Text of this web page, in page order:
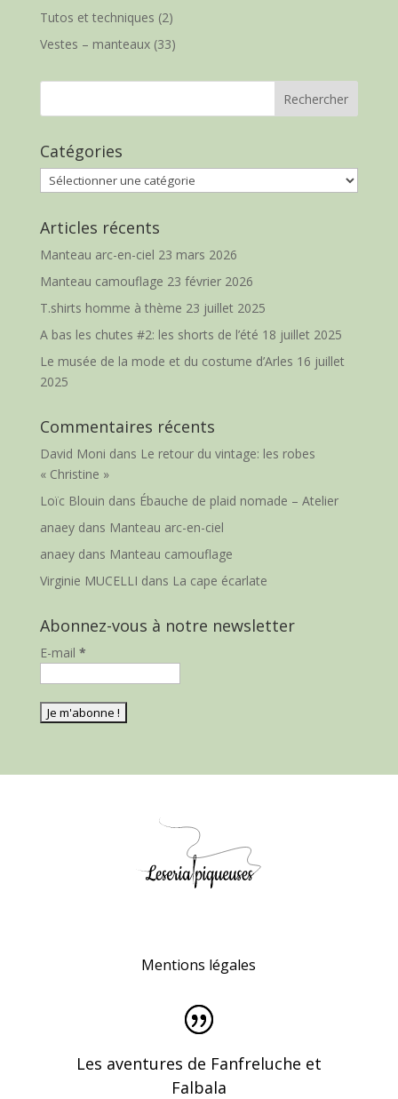
Tutos et techniques (2)
Vestes – manteaux(33)
Catégories
Catégories
Articles récents
Manteau arc-en-ciel 23 mars 2026
Manteau camouflage 23 février 2026
T.shirts homme à thème 23 juillet 2025
A bas les chutes #2: les shorts de l’été 18 juillet 2025
Le musée de la mode et du costume d’Arles 16 juillet
2025
Commentaires récents
David Moni dans Le retour du vintage: les robes
« Christine »
Loïc Blouin dans Ébauche de plaid nomade – Atelier
anaeydans Manteau arc-en-ciel
anaeydans Manteau camouflage
Virginie MUCELLI dans La cape écarlate
Abonnez-vous à notre newsletter
E-mail *
Mentions légales
Les aventures de Fanfreluche et
Falbala